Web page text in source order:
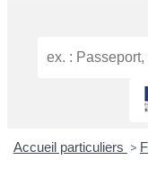
Accueil particuliers >